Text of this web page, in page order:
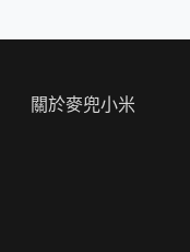
關於麥兜小米